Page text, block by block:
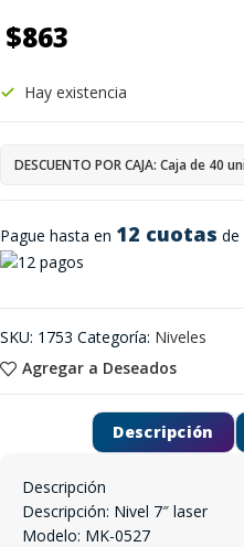
$863
Pague hasta en 12 cuotas de
Hay existencia
DESCUENTO POR CAJA: Caja de 40
Agregar a Deseados
SKU: 1753 Categoría: Niveles
Descripción
Descripción
Descripción: Nivel 7″ laser
Modelo: MK-0527